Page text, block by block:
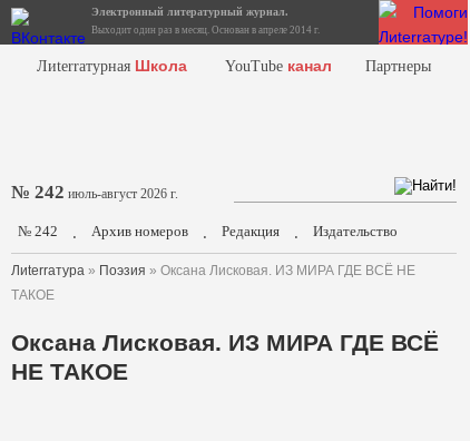
Электронный литературный журнал.
Выходит один раз в месяц. Основан в апреле 2014 г.
Лиterraтурная Школа YouTube канал Партнеры
№ 242 июль-август 2026 г.
№ 242 . Архив номеров . Редакция . Издательство
Лиterraтура » Поэзия » Оксана Лисковая. ИЗ МИРА ГДЕ ВСЁ НЕ
ТАКОЕ
Оксана Лисковая. ИЗ МИРА ГДЕ ВСЁ
НЕ ТАКОЕ